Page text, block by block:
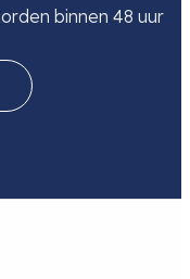
binnen 48 uur